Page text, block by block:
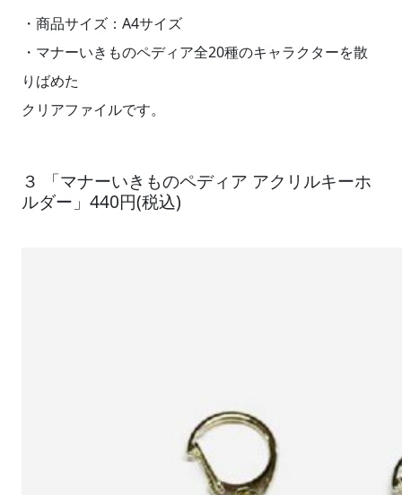
・商品サイズ：A4サイズ
・マナーいきものペディア全20種のキャラクターを散
りばめた
クリアファイルです。
３ 「マナーいきものペディア アクリルキーホ
ルダー」440円(税込)